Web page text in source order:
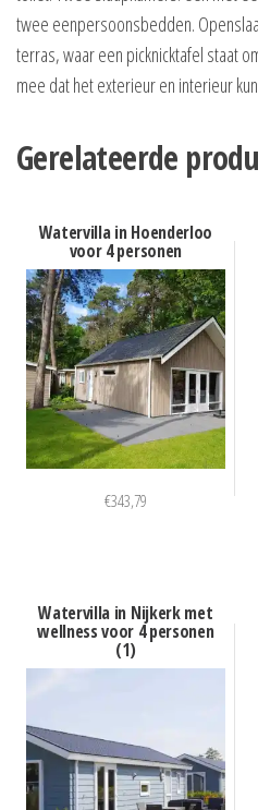
twee eenpersoonsbedden.
terras, waar een picknicktafel staat
mee dat het exterieur en interieur
Gerelateerde
Watervilla in Hoenderloo
voor 4 personen
€343,79
Watervilla in Nijkerk met
wellness voor 4 personen
(1)